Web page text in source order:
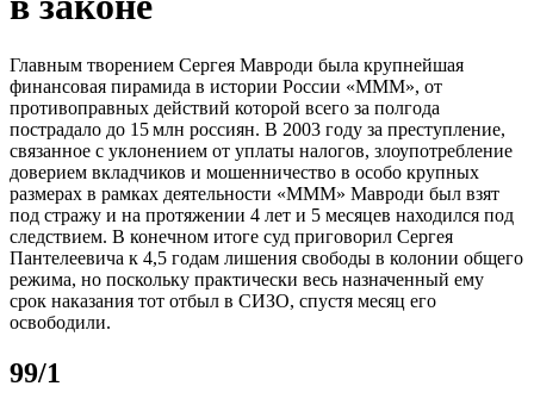
Главным творением Сергея Мавроди была крупнейшая
финансовая пирамида в истории России «МММ», от
противоправных действий которой всего за полгода
пострадало до 15 млн россиян. В 2003 году за преступление,
связанное с уклонением от уплаты налогов, злоупотребление
доверием вкладчиков и мошенничество в особо крупных
размерах в рамках деятельности «МММ» Мавроди был взят
под стражу и на протяжении 4 лет и 5 месяцев находился под
следствием. В конечном итоге суд приговорил Сергея
Пантелеевича к 4,5 годам лишения свободы в колонии общего
режима, но поскольку практически весь назначенный ему
срок наказания тот отбыл в СИЗО, спустя месяц его
освободили.
99/1